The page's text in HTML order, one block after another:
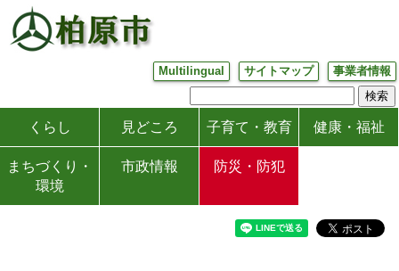
Multilingual サイトマップ 事業者情報
くらし 見どころ 子育て・教育 健康・福祉
まちづくり・
環境
市政情報 防災・防犯